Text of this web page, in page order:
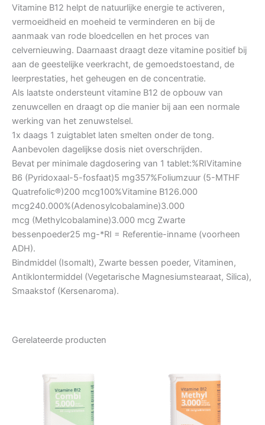
Vitamine B12 helpt de natuurlijke energie te activeren,
vermoeidheid en moeheid te verminderen en bij de
aanmaak van rode bloedcellen en het proces van
celvernieuwing. Daarnaast draagt deze vitamine positief bij
aan de geestelijke veerkracht, de gemoedstoestand, de
leerprestaties, het geheugen en de concentratie.
Als laatste ondersteunt vitamine B12 de opbouw van
zenuwcellen en draagt op die manier bij aan een normale
werking van het zenuwstelsel.
1x daags 1 zuigtablet laten smelten onder de tong.
Aanbevolen dagelijkse dosis niet overschrijden.
Bevat per minimale dagdosering van 1 tablet:%RIVitamine
B6 (Pyridoxaal-5-fosfaat)5 mg357%Foliumzuur (5-MTHF
Quatrefolic®)200 mcg100%Vitamine B126.000
mcg240.000%(Adenosylcobalamine)3.000
mcg (Methylcobalamine)3.000 mcg Zwarte
bessenpoeder25 mg-*RI = Referentie-inname (voorheen
ADH).
Bindmiddel (Isomalt), Zwarte bessen poeder, Vitaminen,
Antiklontermiddel (Vegetarische Magnesiumstearaat, Silica),
Smaakstof (Kersenaroma).
Gerelateerde producten